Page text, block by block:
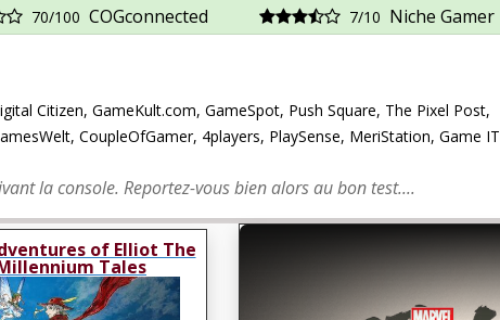
70/100 COGconnected 7/10 Niche Gamer
Citizen, GameKult.com, GameSpot, Push Square, The Pixel Post,
CoupleOfGamer, 4players, PlaySense, MeriStation, Game IT
la console. Reportez-vous bien alors au bon test....
of Elliot The
Tales